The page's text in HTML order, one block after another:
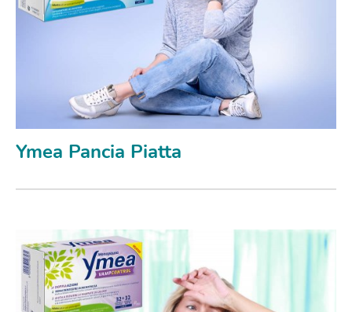
Ymea Pancia Piatta